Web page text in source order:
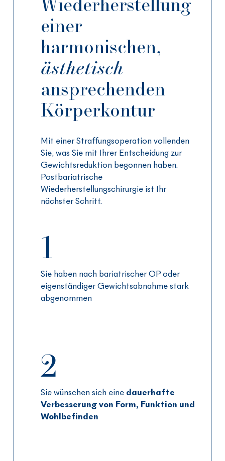
Wiederherstellung
einer
harmonischen,
ästhetisch
ansprechenden
Körperkontur
Mit einer Straffungsoperation vollenden
Sie, was Sie mit Ihrer Entscheidung zur
Gewichtsreduktion begonnen haben.
Postbariatrische
Wiederherstellungschirurgie ist Ihr
nächster Schritt.
1
Sie haben nach bariatrischer OP oder
eigenständiger Gewichtsabnahme stark
abgenommen
2
Sie wünschen sich eine dauerhafte
Verbesserung von Form, Funktion und
Wohlbefinden